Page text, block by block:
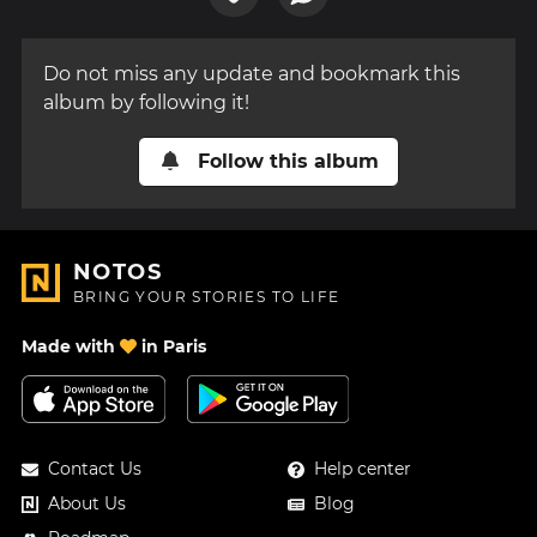
Do not miss any update and bookmark this
album by following it!
Follow this album
NOTOS
BRING YOUR STORIES TO LIFE
Made with in Paris
Contact Us
About Us
Help center
Blog